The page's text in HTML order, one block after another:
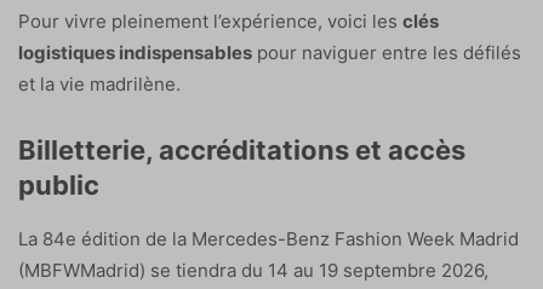
Pour vivre pleinement l’expérience, voici les clés
logistiques indispensables pour naviguer entre les défilés
et la vie madrilène.
Billetterie, accréditations et accès
public
La 84e édition de la Mercedes-Benz Fashion Week Madrid
(MBFWMadrid) se tiendra du 14 au 19 septembre 2026,